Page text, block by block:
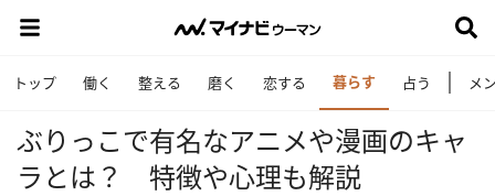
トップ 働く 整える 磨く 恋する 暮らす 占う メ
ぶりっこで有名なアニメや漫画のキャ
ラとは？ 特徴や心理も解説